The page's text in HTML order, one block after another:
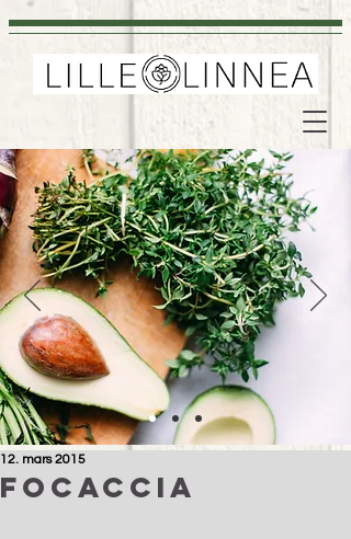
Focaccia
12. mars 2015